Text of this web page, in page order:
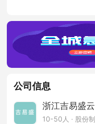
公司信息
浙江吉易盛
10-50人 · 股份